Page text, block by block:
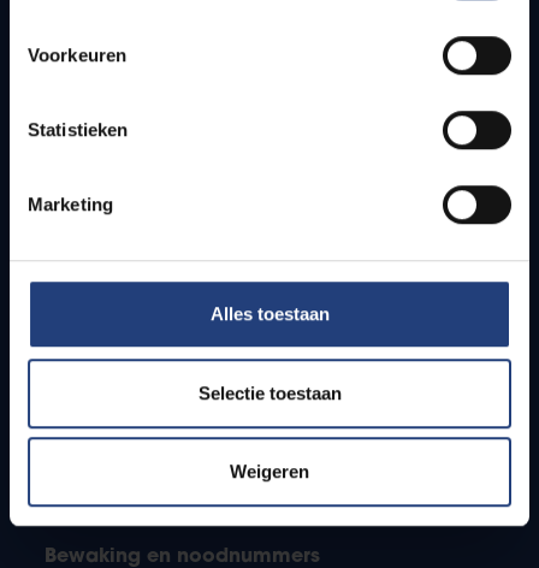
Voorkeuren
Statistieken
Marketing
Alles toestaan
Selectie toestaan
Weigeren
Bereikbaarheid
Studenten
PhD-studenten
Leerkrachten en secundaire scholen
Bewaking en noodnummers